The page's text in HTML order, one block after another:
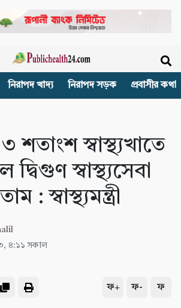
নিরাপদ খাদ্য নিরাপদ সড়ক প্রবাসীর কথা
শতাংশ স্বাস্থ্যখাতে
দ্বিগুণ স্বাস্থ্যসেবা
: স্বাস্থ্যমন্ত্রী
৪:১১ সকাল
ফ+ ফ- ফ